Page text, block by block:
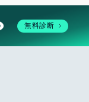
無料診断